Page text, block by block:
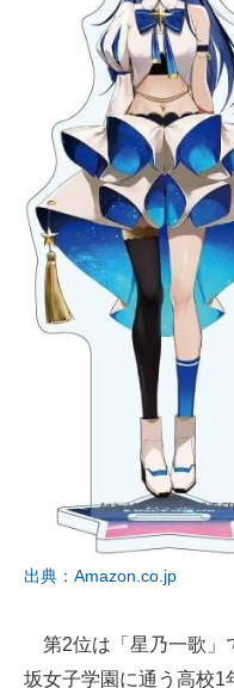
出典：Amazon.co.jp
第2位は「星乃一歌」
坂女子学園に通う高校1